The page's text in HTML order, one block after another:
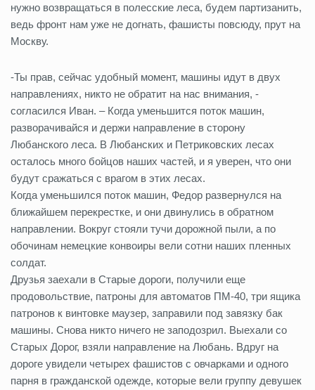
нужно возвращаться в полесские леса, будем партизанить,
ведь фронт нам уже не догнать, фашисты повсюду, прут на
Москву.
-Ты прав, сейчас удобный момент, машины идут в двух
направлениях, никто не обратит на нас внимания, -
согласился Иван. – Когда уменьшится поток машин,
разворачивайся и держи направление в сторону
Любанского леса. В Любанских и Петриковских лесах
осталось много бойцов наших частей, и я уверен, что они
будут сражаться с врагом в этих лесах.
Когда уменьшился поток машин, Федор развернулся на
ближайшем перекрестке, и они двинулись в обратном
направлении. Вокруг стояли тучи дорожной пыли, а по
обочинам немецкие конвоиры вели сотни наших пленных
солдат.
Друзья заехали в Старые дороги, получили еще
продовольствие, патроны для автоматов ПМ-40, три ящика
патронов к винтовке маузер, заправили под завязку бак
машины. Снова никто ничего не заподозрил. Выехали со
Старых Дорог, взяли направление на Любань. Вдруг на
дороге увидели четырех фашистов с овчарками и одного
парня в гражданской одежде, которые вели группу девушек